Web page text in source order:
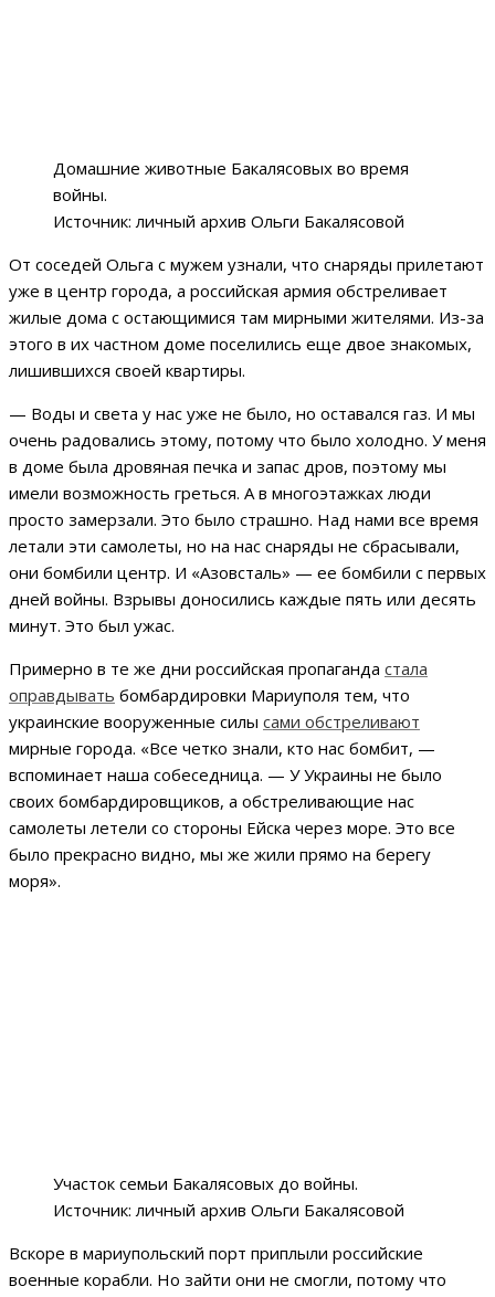
Домашние животные Бакалясовых во время
войны.
Источник: личный архив Ольги Бакалясовой
От соседей Ольга с мужем узнали, что снаряды прилетают
уже в центр города, а российская армия обстреливает
жилые дома с остающимися там мирными жителями. Из-за
этого в их частном доме поселились еще двое знакомых,
лишившихся своей квартиры.
— Воды и света у нас уже не было, но оставался газ. И мы
очень радовались этому, потому что было холодно. У меня
в доме была дровяная печка и запас дров, поэтому мы
имели возможность греться. А в многоэтажках люди
просто замерзали. Это было страшно. Над нами все время
летали эти самолеты, но на нас снаряды не сбрасывали,
они бомбили центр. И «Азовсталь» — ее бомбили с первых
дней войны. Взрывы доносились каждые пять или десять
минут. Это был ужас.
Примерно в те же дни российская пропаганда стала
оправдывать бомбардировки Мариуполя тем, что
украинские вооруженные силы сами обстреливают
мирные города. «Все четко знали, кто нас бомбит, —
вспоминает наша собеседница. — У Украины не было
своих бомбардировщиков, а обстреливающие нас
самолеты летели со стороны Ейска через море. Это все
было прекрасно видно, мы же жили прямо на берегу
моря».
Участок семьи Бакалясовых до войны.
Источник: личный архив Ольги Бакалясовой
Вскоре в мариупольский порт приплыли российские
военные корабли. Но зайти они не смогли, потому что